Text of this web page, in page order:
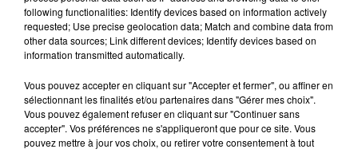
Futuroscope Xperiences !
Le Duel - Gagnez votre balade
en jet ski !
following functionalities: Identify devices based on information actively
requested; Use precise geolocation data; Match and combine data from
other data sources; Link different devices; Identify devices based on
information transmitted automatically.
Vous pouvez accepter en cliquant sur "Accepter et fermer", ou affiner en
sélectionnant les finalités et/ou partenaires dans "Gérer mes choix".
Vous pouvez également refuser en cliquant sur "Continuer sans
accepter". Vos préférences ne s'appliqueront que pour ce site. Vous
pouvez mettre à jour vos choix, ou retirer votre consentement à tout